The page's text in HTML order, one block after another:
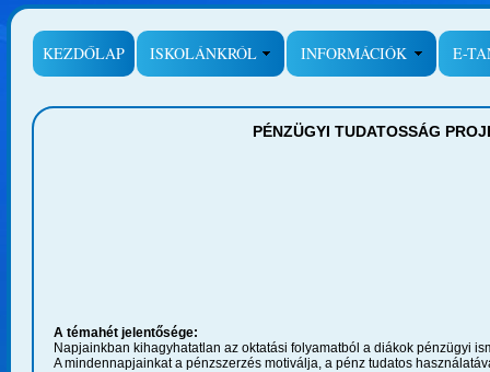
KEZDŐLAP ISKOLÁNKRÓL INFORMÁCIÓK E-
PÉNZÜGYI TUDATOSSÁG
A témahét jelentősége:
Napjainkban kihagyhatatlan az oktatási folyamatból a diákok pénzügyi
A mindennapjainkat a pénzszerzés motiválja, a pénz tudatos